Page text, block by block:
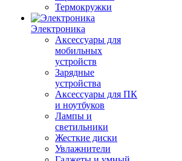
Термокружки
Электроника
Аксессуары для
мобильных
устройств
Зарядные
устройства
Аксессуары для ПК
и ноутбуков
Лампы и
светильники
Жесткие диски
Увлажнители